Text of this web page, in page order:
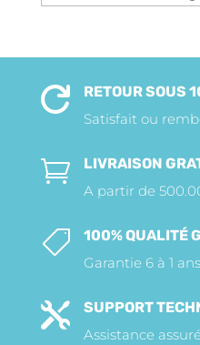
une

RETOUR SOUS
Satisfait ou

LIVRAISON
A partir de

100% QUALITÉ
Garantie 6 à 1 ans

SUPPORT
Assistance